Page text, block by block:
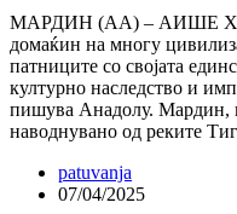
МАРДИН (АА) – АИШЕ
домаќин на многу
патниците со својата
културно наследство и
пишува Анадолу. Мардин,
наводнувано од реките
patuvanja
07/04/2025